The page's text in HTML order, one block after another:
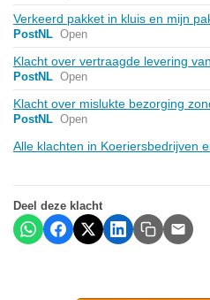
Verkeerd pakket in kluis en mijn
PostNL Open
Klacht over vertraagde levering
PostNL Open
Klacht over mislukte bezorging
PostNL Open
Alle klachten in Koeriersbedrijven
Deel deze klacht